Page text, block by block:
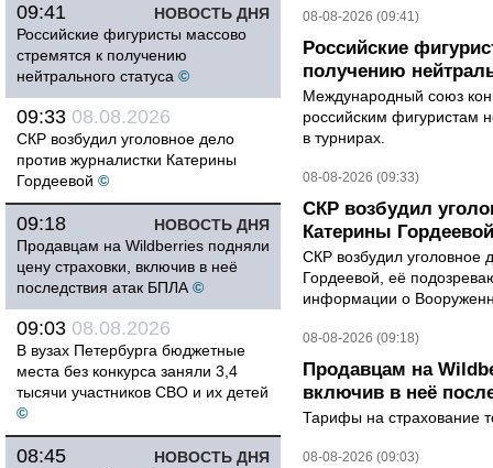
НОВОСТЬ ДНЯ
09:41
Российские фигуристы массово
стремятся к получению
нейтрального статуса ©
09:33 08.08.2026
СКР возбудил уголовное дело
против журналистки Катерины
Гордеевой ©
НОВОСТЬ ДНЯ
09:18
Продавцам на Wildberries подняли
цену страховки, включив в неё
последствия атак БПЛА ©
09:03 08.08.2026
В вузах Петербурга бюджетные
места без конкурса заняли 3,4
тысячи участников СВО и их детей
©
НОВОСТЬ ДНЯ
08:45
08-08-2026 (09:41)
Российские
получению
Международный союз
российским фигуристам
в турнирах.
08-08-2026 (09:33)
СКР возбудил
Катерины Гордеевой
СКР возбудил уголовное
Гордеевой, её
информации о
08-08-2026 (09:18)
Продавцам на
включив в неё
Тарифы на страхование
08-08-2026 (09:03)